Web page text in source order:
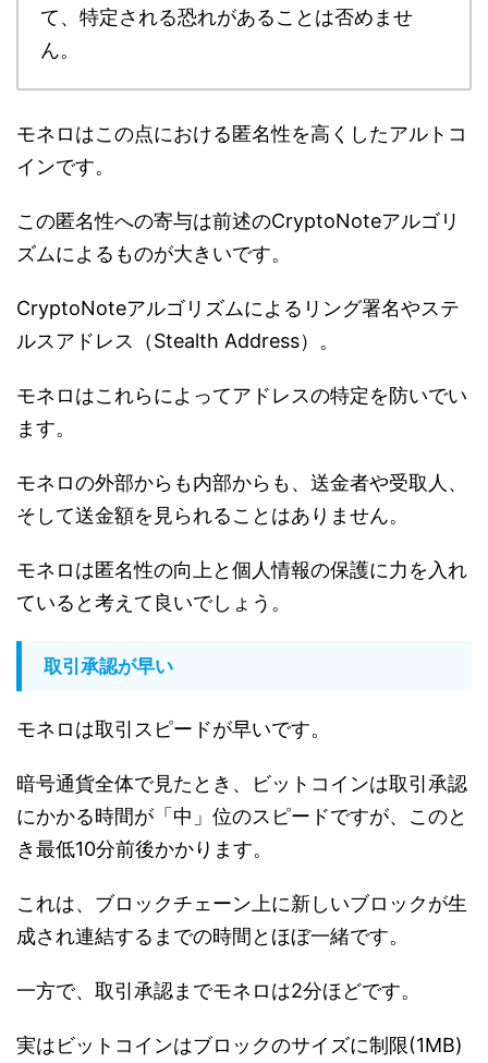
て、特定される恐れがあることは否めませ
ん。
モネロはこの点における匿名性を高くしたアルトコ
インです。
この匿名性への寄与は前述のCryptoNoteアルゴリ
ズムによるものが大きいです。
CryptoNoteアルゴリズムによるリング署名やステ
ルスアドレス（Stealth Address）。
モネロはこれらによってアドレスの特定を防いでい
ます。
モネロの外部からも内部からも、送金者や受取人、
そして送金額を見られることはありません。
モネロは匿名性の向上と個人情報の保護に力を入れ
ていると考えて良いでしょう。
取引承認が早い
モネロは取引スピードが早いです。
暗号通貨全体で見たとき、ビットコインは取引承認
にかかる時間が「中」位のスピードですが、このと
き最低10分前後かかります。
これは、ブロックチェーン上に新しいブロックが生
成され連結するまでの時間とほぼ一緒です。
一方で、取引承認までモネロは2分ほどです。
実はビットコインはブロックのサイズに制限(1MB)